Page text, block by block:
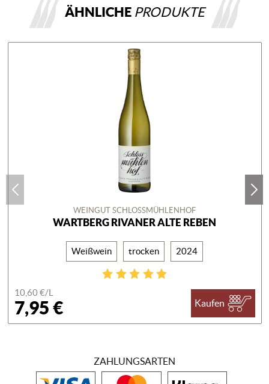
ÄHNLICHE PRODUKTE
WEINGUT SCHLOSSMÜHLENHOF
WARTBERG RIVANER ALTE REBEN
Weißwein trocken 2024
10,60 €/L
7,95 € Kaufen
ZAHLUNGSARTEN